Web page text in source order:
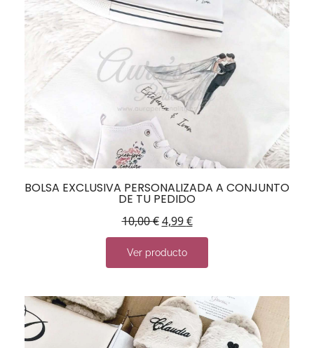
BOLSA EXCLUSIVA PERSONALIZADA A CONJUNTO
DE TU PEDIDO
10,00€ 4,99€
Ver producto